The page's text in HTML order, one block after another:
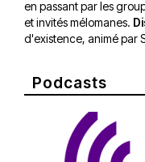
en passant par les
et invités mélomanes.
d'existence, animé par
Podcasts